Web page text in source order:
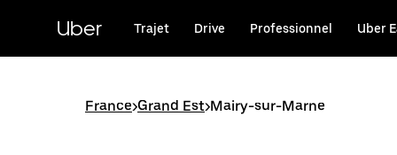
principal
Uber Trajet Drive Professionnel Uber
France>Grand Est>Mairy-sur-Marne